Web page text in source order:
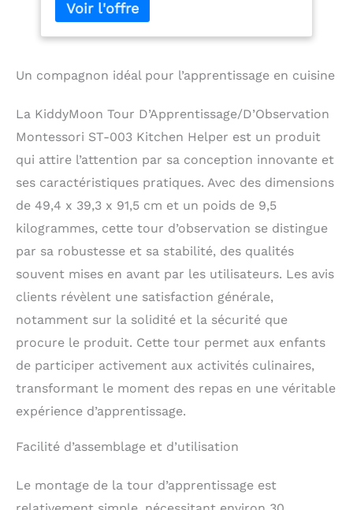
Des Competences]: Stimule la motricite
et la cooperation en partageant les taches
Base elargie avec protections anti
basculement bords ponces et peintures
non toxiques limitent les risques. Evite de
grimper sur chaises ou tabourets pour
atteindre la cuisine ou la salle de bain.
sur trois niveaux pour suivre la croissance.
Pour 18 mois a 7 ans charge maximale 50
kg resistance testee 90 kg dimensions 91,5
x 39,3 x 49,4. Vis et ecrous metalliques
pour un assemblage durable. [Cadeau
Ideal]: Un compagnon du quotidien pour la
maison. Choix avise pour les parents et
idee cadeau pratique pour encourager l
autonomie et le jeu en famille des le jeune
Un compagnon idéal pour l’apprentissage en cuisine
La KiddyMoon Tour D’Apprentissage/D’Observation
Montessori ST-003 Kitchen Helper est un produit
qui attire l’attention par sa conception innovante et
ses caractéristiques pratiques. Avec des dimensions
de 49,4 x 39,3 x 91,5 cm et un poids de 9,5
kilogrammes, cette tour d’observation se distingue
par sa robustesse et sa stabilité, des qualités
souvent mises en avant par les utilisateurs. Les avis
clients révèlent une satisfaction générale,
notamment sur la solidité et la sécurité que
procure le produit. Cette tour permet aux enfants
de participer activement aux activités culinaires,
transformant le moment des repas en une véritable
expérience d’apprentissage.
Facilité d’assemblage et d’utilisation
Le montage de la tour d’apprentissage est